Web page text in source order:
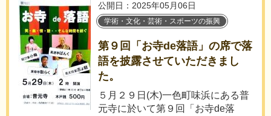
公開日：2025年05月06日
学術・文化・芸術・スポーツの振興
第９回「お寺de落語」の席で落
語を披露させていただきまし
た。
５月２９日(木)一色町味浜にある普
元寺に於いて第９回「お寺de落